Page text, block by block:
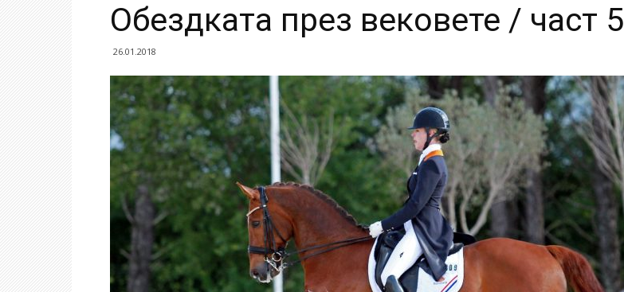
Обездката през вековете / част 5
26.01.2018